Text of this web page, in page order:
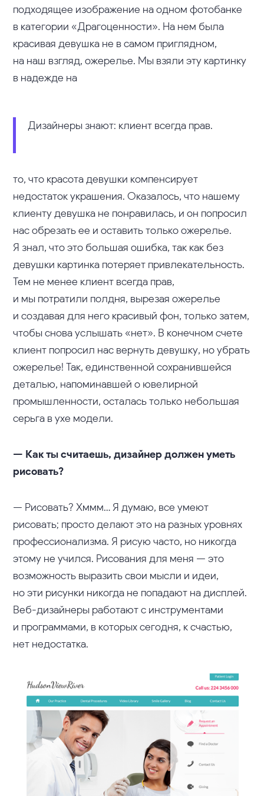
подходящее изображение на одном фотобанке
в категории «Драгоценности». На нем была
красивая девушка не в самом приглядном,
на наш взгляд, ожерелье. Мы взяли эту картинку
в надежде на
Дизайнеры знают: клиент всегда прав.
то, что красота девушки компенсирует
недостаток украшения. Оказалось, что нашему
клиенту девушка не понравилась, и он попросил
нас обрезать ее и оставить только ожерелье.
Я знал, что это большая ошибка, так как без
девушки картинка потеряет привлекательность.
Тем не менее клиент всегда прав,
и мы потратили полдня, вырезая ожерелье
и создавая для него красивый фон, только затем,
чтобы снова услышать «нет». В конечном счете
клиент попросил нас вернуть девушку, но убрать
ожерелье! Так, единственной сохранившейся
деталью, напоминавшей о ювелирной
промышленности, осталась только небольшая
серьга в ухе модели.
— Как ты считаешь, дизайнер должен уметь
рисовать?
— Рисовать? Хммм… Я думаю, все умеют
рисовать; просто делают это на разных уровнях
профессионализма. Я рисую часто, но никогда
этому не учился. Рисования для меня — это
возможность выразить свои мысли и идеи,
но эти рисунки никогда не попадают на дисплей.
Веб-дизайнеры работают с инструментами
и программами, в которых сегодня, к счастью,
нет недостатка.